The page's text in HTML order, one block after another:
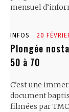
mensuel
INFOS 20
Plongée
50 à 70
C’est une
document
filmées par